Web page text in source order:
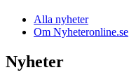
Alla nyheter
Om Nyheteronline.se
Nyheter